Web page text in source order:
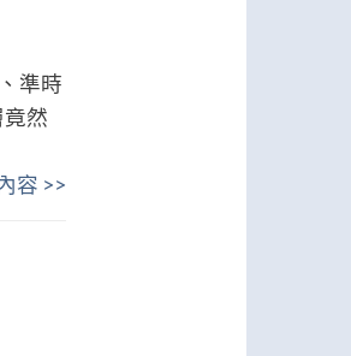
準時
然
容 >>